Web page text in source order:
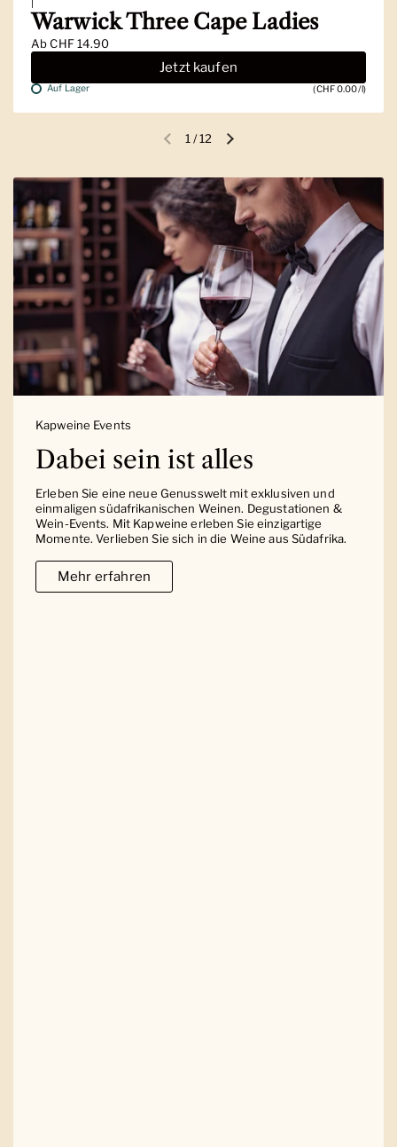
Warwick Three Cape Ladies
AbCHF 14.90
Jetzt kaufen
Auf Lager (CHF 0.00/l)
Vorherige FolieNächste Folie
1/12
Kapweine Events
Dabei sein ist alles
Erleben Sie eine neue Genusswelt mit exklusiven und
einmaligen südafrikanischen Weinen. Degustationen &
Wein-Events. Mit Kapweine erleben Sie einzigartige
Momente. Verlieben Sie sich in die Weine aus Südafrika.
Mehr erfahren